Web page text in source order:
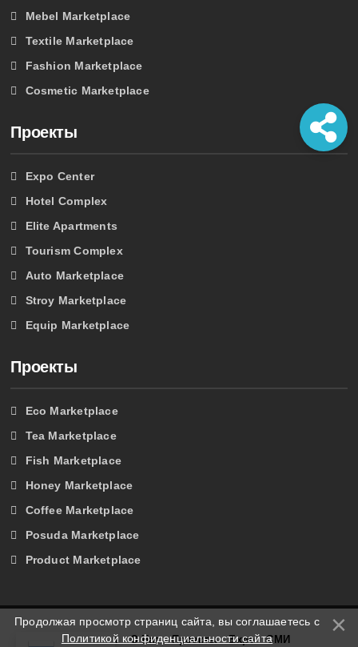
Mebel Marketplace
Textile Marketplace
Fashion Marketplace
Cosmetic Marketplace
Проекты
Expo Center
Hotel Complex
Elite Apartments
Tourism Complex
Auto Marketplace
Stroy Marketplace
Equip Marketplace
Проекты
Eco Marketplace
Tea Marketplace
Fish Marketplace
Honey Marketplace
Coffee Marketplace
Posuda Marketplace
Product Marketplace
Главная О Нас Проекты Expo СМИ
Продолжая просмотр страниц сайта, вы соглашаетесь с
Политикой конфиденциальности сайта